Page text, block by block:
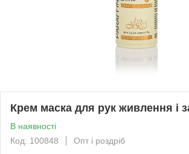
Крем маска для рук живлення і
В наявності
Код: 100848
Опт і роздріб